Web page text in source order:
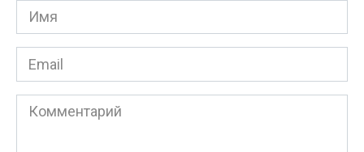
Имя
*
Email
*
Комментарий